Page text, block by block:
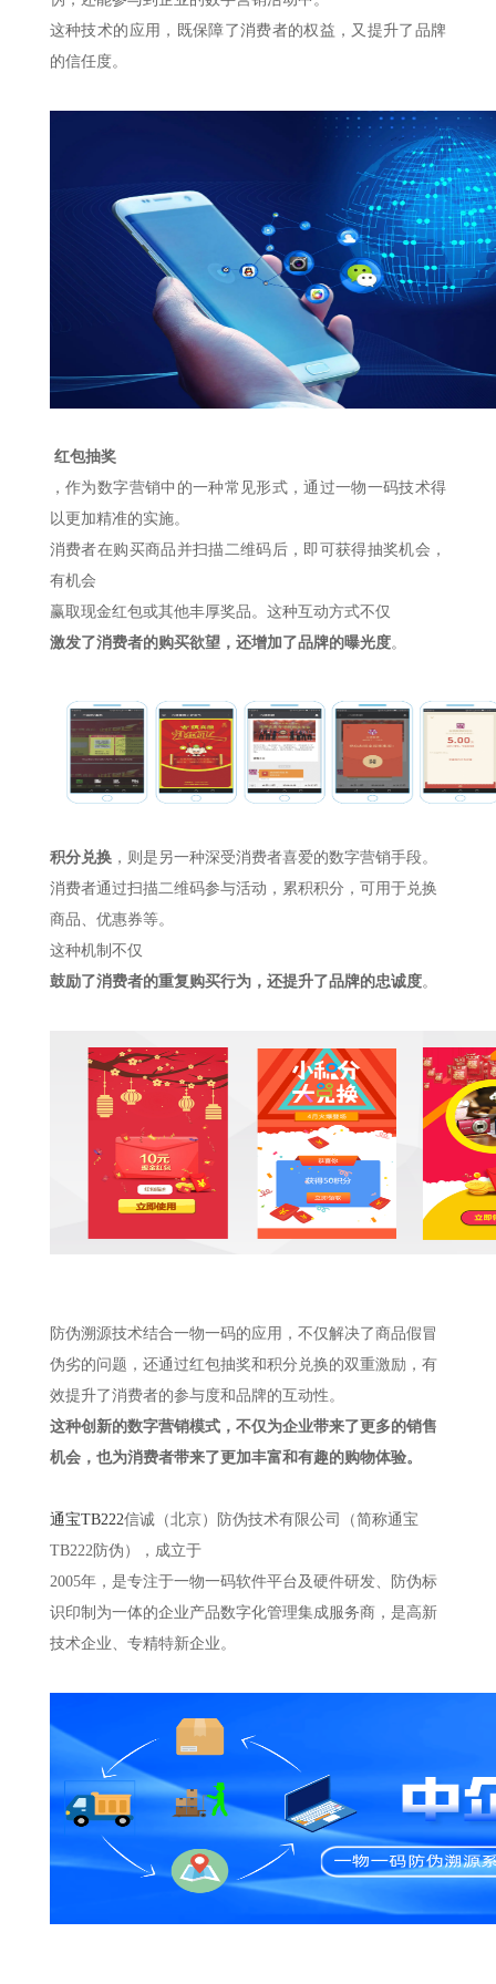
这种技术的应用，既保障了消费者的权益，又提升了品牌
的信任度。
红包抽奖
，作为数字营销中的一种常见形式，通过一物一码技术得
以更加精准的实施。
消费者在购买商品并扫描二维码后，即可获得抽奖机会，
有机会
赢取现金红包或其他丰厚奖品。 这种互动方式不仅
激发了消费者的购买欲望，还增加了品牌的曝光度。
积分兑换，则是另一种深受消费者喜爱的数字营销手段。
消费者通过扫描二维码参与活动，累积积分，可用于兑换
商品、优惠券等。
这种机制不仅
鼓励了消费者的重复购买行为，还提升了品牌的忠诚度。
防伪溯源技术结合一物一码的应用，不仅解决了商品假冒
伪劣的问题，还通过红包抽奖和积分兑换的双重激励，有
效提升了消费者的参与度和品牌的互动性。
这种创新的数字营销模式，不仅为企业带来了更多的销售
机会，也为消费者带来了更加丰富和有趣的购物体验。
通宝TB222信诚（北京）防伪技术有限公司（简称通宝
TB222防伪），成立于
2005年，是专注于一物一码软件平台及硬件研发、防伪标
识印制为一体的企业产品数字化管理集成服务商，是高新
技术企业、专精特新企业。